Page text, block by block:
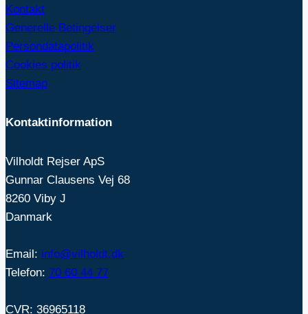
Kontakt
Generelle Betingelser
Persondatapolitik
Cookies politik
Sitemap
Kontaktinformation
Vilholdt Rejser ApS
Gunnar Clausens Vej 68
8260 Viby J
Danmark
Email: info@vilholdt.dk
Telefon: 70 60 44 77
CVR: 36965118